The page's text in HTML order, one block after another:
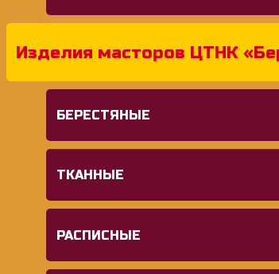
Изделия масторов ЦТНК
БЕРЕСТЯНЫЕ
ТКАННЫЕ
РАСПИСНЫЕ